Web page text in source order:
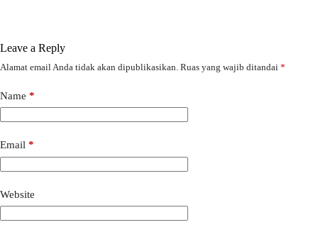
Leave a Reply
Alamat email Anda tidak akan dipublikasikan. Ruas yang wajib ditandai *
Name *
Email *
Website